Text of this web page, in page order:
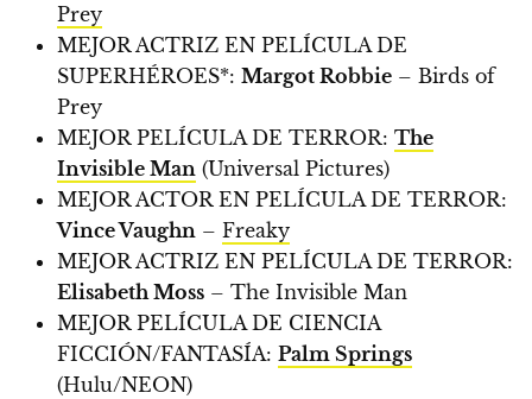
Prey
MEJOR ACTRIZ EN PELÍCULA DE
SUPERHÉROES*: Margot Robbie – Birds of
Prey
MEJOR PELÍCULA DE TERROR: The
Invisible Man (Universal Pictures)
MEJOR ACTOR EN PELÍCULA DE TERROR:
Vince Vaughn – Freaky
MEJOR ACTRIZ EN PELÍCULA DE TERROR:
Elisabeth Moss – The Invisible Man
MEJOR PELÍCULA DE CIENCIA
FICCIÓN/FANTASÍA: Palm Springs
(Hulu/NEON)